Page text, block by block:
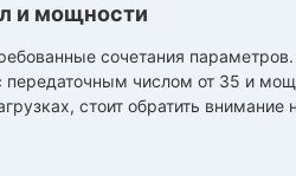
и мощности
сочетания
числом от 35 и
стоит обратить